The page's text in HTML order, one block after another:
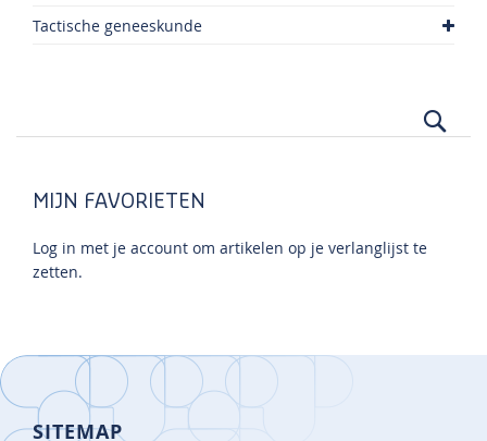
Tactische geneeskunde
MIJN FAVORIETEN
Log in met je account om artikelen op je verlanglijst te
zetten.
SITEMAP